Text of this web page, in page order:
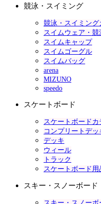
競泳・スイミング
競泳・スイミング
スイムウェア・競
スイムキャップ
スイムゴーグル
スイムバッグ
arena
MIZUNO
speedo
スケートボード
スケートボードカ
コンプリートデッ
デッキ
ウィール
トラック
スケートボード用
スキー・スノーボード